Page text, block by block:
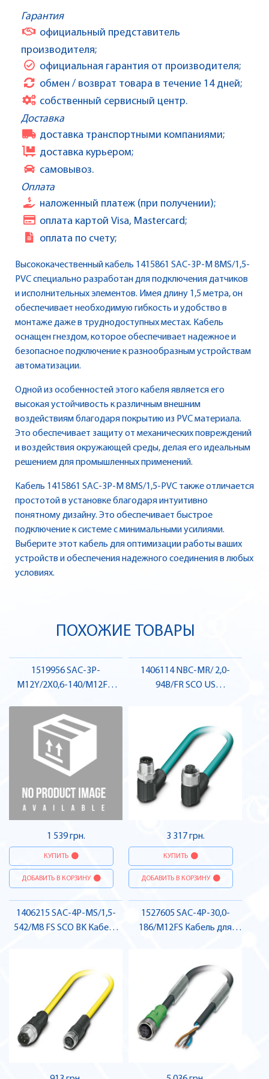
Гарантия
официальный представитель
производителя;
официальная гарантия от производителя;
обмен / возврат товара в течение 14 дней;
собственный сервисный центр.
Доставка
доставка транспортными компаниями;
доставка курьером;
самовывоз.
Оплата
наложенный платеж (при получении);
оплата картой Visa, Mastercard;
оплата по счету;
Высококачественный кабель 1415861 SAC-3P-M 8MS/1,5-
PVC специально разработан для подключения датчиков
и исполнительных элементов. Имея длину 1,5 метра, он
обеспечивает необходимую гибкость и удобство в
монтаже даже в труднодоступных местах. Кабель
оснащен гнездом, которое обеспечивает надежное и
безопасное подключение к разнообразным устройствам
автоматизации.
Одной из особенностей этого кабеля является его
высокая устойчивость к различным внешним
воздействиям благодаря покрытию из PVC материала.
Это обеспечивает защиту от механических повреждений
и воздействия окружающей среды, делая его идеальным
решением для промышленных применений.
Кабель 1415861 SAC-3P-M 8MS/1,5-PVC также отличается
простотой в установке благодаря интуитивно
понятному дизайну. Это обеспечивает быстрое
подключение к системе с минимальными усилиями.
Выберите этот кабель для оптимизации работы ваших
устройств и обеспечения надежного соединения в любых
условиях.
ПОХОЖИЕ ТОВАРЫ
1519956 SAC-3P-
M12Y/2X0,6-140/M12FR:
виконавчого елемента,
штекер-гніздо , Pheonix
Contact
1 539 грн.
КУПИТЬ
ДОБАВИТЬ В КОРЗИНУ
1406114 NBC-MR/ 2,0-
94B/FR SCO US
3 317 грн.
КУПИТЬ
ДОБАВИТЬ В КОРЗИНУ
1406215 SAC-4P-MS/1,5-
542/M8 FS SCO BK Кабель
1527605 SAC-4P-30,0-
186/M12FS Кабель для
Contact